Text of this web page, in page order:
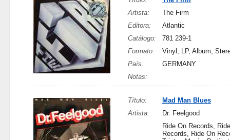
Artista:
The Firm
Editora:
Atlantic
Catálogo:
781 239-1
Formato:
Vinyl, LP, Album,
País:
GERMANY
Notas:
Título:
Mad Man Blues
Artista:
Dr. Feelgood
Ride On Records,
Records, Ride On